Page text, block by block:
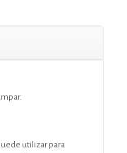
utilizar para